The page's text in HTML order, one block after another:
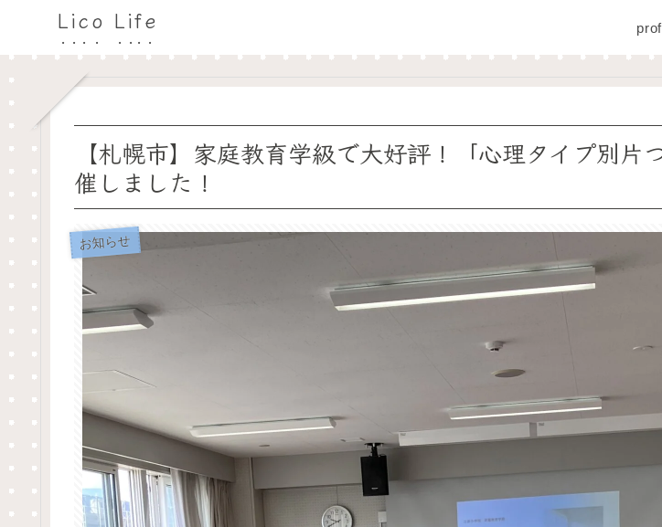
Lico Life
【札幌市】家庭教育学級で大好評！「心理タイプ別片
催しました！
お知らせ